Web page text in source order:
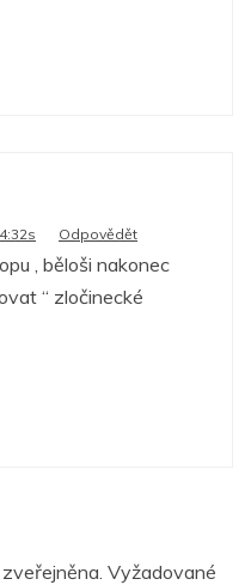
Odpovědět
, běloši nakonec
“ zločinecké
Vyžadované